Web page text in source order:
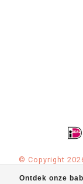
Ontdek onze
© Copyright